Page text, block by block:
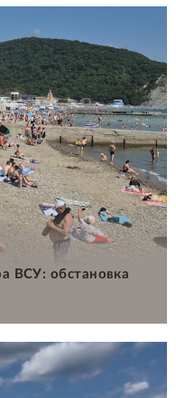
ВСУ: обстановка